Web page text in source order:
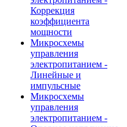
Коррекция
коэффициента
мощности
Микросхемы
управления
электропитанием -
Линейные и
импульсные
Микросхемы
управления
электропитанием -